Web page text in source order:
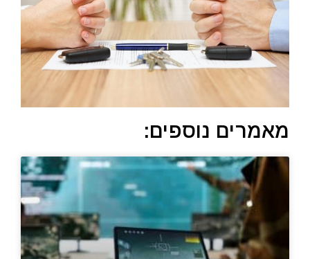
מאמרים נוספים: